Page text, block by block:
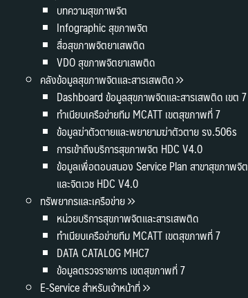
บทความสุขภาพจิต
Infographic สุขภาพจิต
สื่อสุขภาพจิตยาเสพติด
VDO สุขภาพจิตยาเสพติด
คลังข้อมูลสุขภาพจิตและสารเสพติด
Dashboard ข้อมูลสุขภาพจิตและสารเสพติด เขต 7
ทำเนียบเครือข่ายทีม MCATT เขตสุขภาพที่ 7
ข้อมูลฆ่าตัวตายและพยายามฆ่าตัวตาย รง.506s
การเข้าถึงบริการสุขภาพจิต HDC V4.0
ข้อมูลเพื่อตอบสนอง Service Plan สาขาสุขภาพจิต
และจิตเวช HDC V4.0
ทรัพยากรและเครือข่าย
หน่วยบริการสุขภาพจิตและสารเสพติด
ทำเนียบเครือข่ายทีม MCATT เขตสุขภาพที่ 7
DATA CATALOG MHC7
ข้อมูลตรวจราชการ เขตสุขภาพที่ 7
E-Service สำหรับเจ้าหน้าที่